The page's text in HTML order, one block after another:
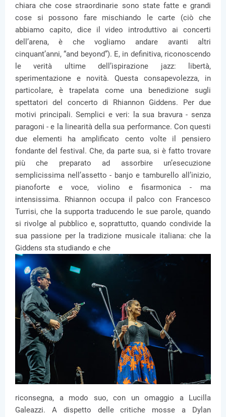
chiara che cose straordinarie sono state fatte e grandi
cose si possono fare mischiando le carte (ciò che
abbiamo capito, dice il video introduttivo ai concerti
dell’arena, è che vogliamo andare avanti altri
cinquant’anni, “and beyond”). E, in definitiva, riconoscendo
le verità ultime dell’ispirazione jazz: libertà,
sperimentazione e novità. Questa consapevolezza, in
particolare, è trapelata come una benedizione sugli
spettatori del concerto di Rhiannon Giddens. Per due
motivi principali. Semplici e veri: la sua bravura - senza
paragoni - e la linearità della sua performance. Con questi
due elementi ha amplificato cento volte il pensiero
fondante del festival. Che, da parte sua, si è fatto trovare
più che preparato ad assorbire un’esecuzione
semplicissima nell’assetto - banjo e tamburello all’inizio,
pianoforte e voce, violino e fisarmonica - ma
intensissima. Rhiannon occupa il palco con Francesco
Turrisi, che la supporta traducendo le sue parole, quando
si rivolge al pubblico e, soprattutto, quando condivide la
sua passione per la tradizione musicale italiana: che la
Giddens sta studiando e che
riconsegna, a modo suo, con un omaggio a Lucilla
Galeazzi. A dispetto delle critiche mosse a Dylan